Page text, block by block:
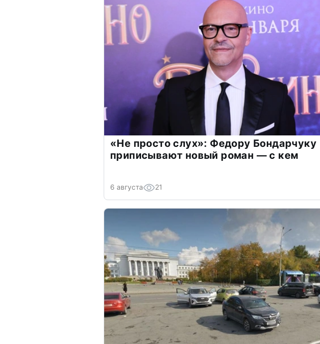
«Не просто слух»: Федору Бондарчуку
приписывают новый роман — с кем
6 августа 21